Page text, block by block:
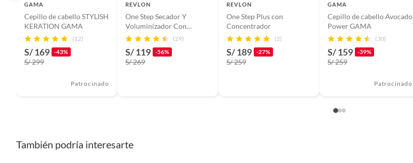
Modelo RVDR5298PKLA2
Potencia
Cantidad contenida en el empaque
Largo del cable
GAMA
Cepillo de cabello STYLISH
KERATION GAMA
(12)
S/ 169 -43%
S/ 299
Patrocinado
REVLON
One Step Secador Y
Voluminizador Con
Recubrimiento de
(29)
S/ 119 -56%
S/ 269
REVLON
One Step Plus con
Concentrador
(2)
S/ 189 -27%
S/ 259
GAMA
Cepillo de cabello Avocado
Power GAMA
(30)
S/ 159 -39%
S/ 259
Patrocinado
También podría interesarte